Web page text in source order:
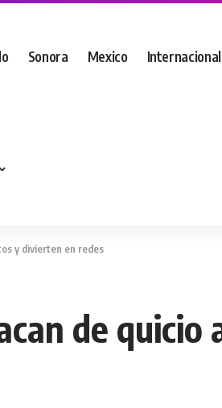
Sonora Mexico Internacional
y divierten en redes
de quicio